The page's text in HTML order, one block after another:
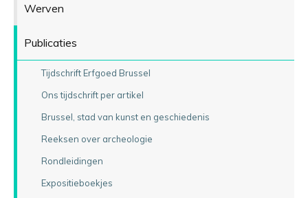
Werven
Publicaties
Tijdschrift Erfgoed Brussel
Ons tijdschrift per artikel
Brussel, stad van kunst en geschiedenis
Reeksen over archeologie
Rondleidingen
Expositieboekjes